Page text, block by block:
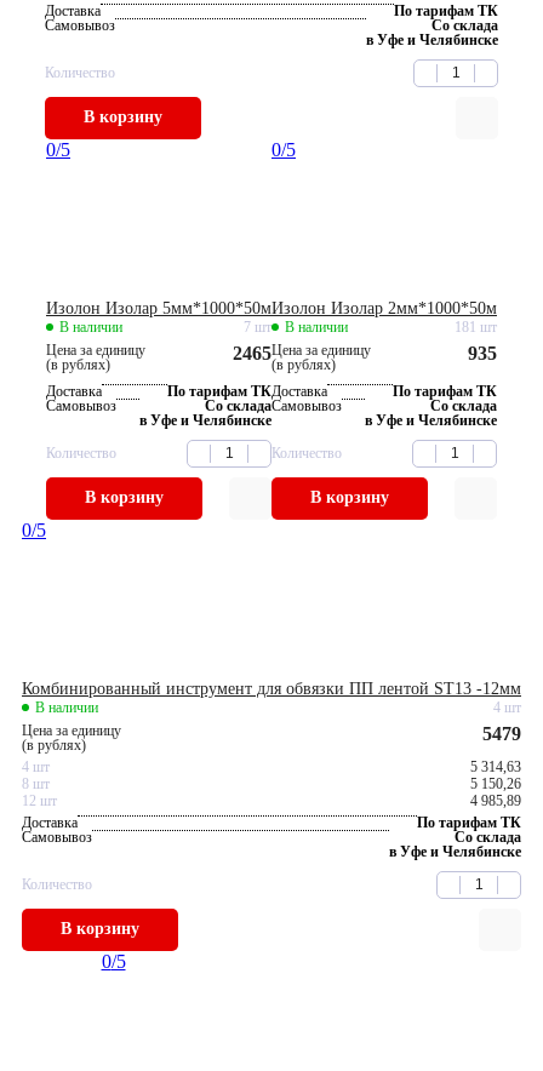
Доставка
По тарифам ТК
Самовывоз
Со склада
в Уфе и Челябинске
Количество
В корзину
0/5
Изолон Изолар 5мм*1000*50м
В наличии
7 шт
Цена за единицу
(в рублях)
2465
Доставка
По тарифам ТК
Самовывоз
Со склада
в Уфе и Челябинске
Количество
В корзину
0/5
Изолон Изолар 2мм*1000*50м
В наличии
181 шт
Цена за единицу
(в рублях)
935
Доставка
По тарифам ТК
Самовывоз
Со склада
в Уфе и Челябинске
Количество
В корзину
0/5
Комбинированный инструмент для обвязки ПП лентой ST13 -12мм
В наличии
4 шт
Цена за единицу
(в рублях)
5479
4 шт
5 314,63
8 шт
5 150,26
12 шт
4 985,89
Доставка
По тарифам ТК
Самовывоз
Со склада
в Уфе и Челябинске
Количество
В корзину
0/5